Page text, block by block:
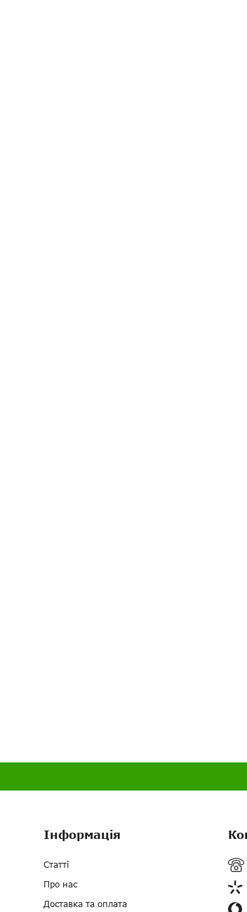
Інформація
Статті
Про нас
Доставка та оплата